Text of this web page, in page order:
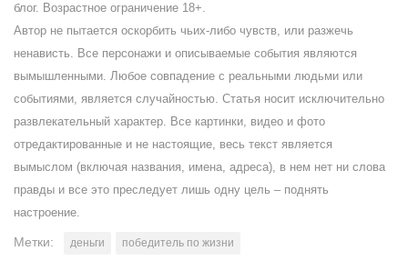
блог. Возрастное ограничение 18+.
Автор не пытается оскорбить чьих-либо чувств, или разжечь
ненависть. Все персонажи и описываемые события являются
вымышленными. Любое совпадение с реальными людьми или
событиями, является случайностью. Статья носит исключительно
развлекательный характер. Все картинки, видео и фото
отредактированные и не настоящие, весь текст является
вымыслом (включая названия, имена, адреса), в нем нет ни слова
правды и все это преследует лишь одну цель – поднять
настроение.
Метки: деньги победитель по жизни